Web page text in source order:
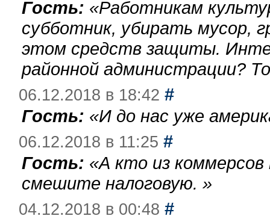
Гость: «Работникам
субботник, убирать мусор,
этом средств защиты.
районной администрации?
06.12.2018 в 18:42 #
Гость: «И до нас уже
06.12.2018 в 11:25 #
Гость: «А кто из
смешите налоговую. »
04.12.2018 в 00:48 #